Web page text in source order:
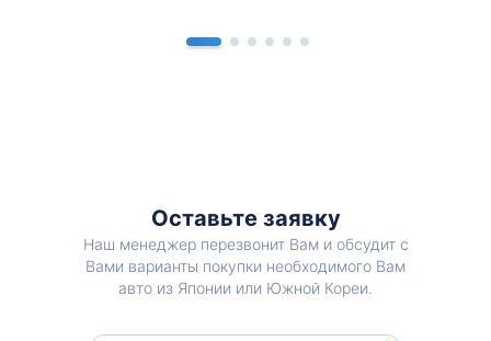
Оставьте заявку
Наш менеджер перезвонит Вам и обсудит с
Вами варианты покупки необходимого Вам
авто из Японии или Южной Кореи.